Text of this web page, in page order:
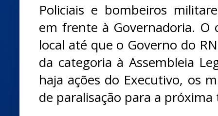
Policiais e bombeiros
em frente à Governadoria. O
local até que o Governo do
da categoria à Assembleia
haja ações do Executivo, os
de paralisação para a próxima